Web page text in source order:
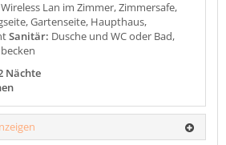
Lan im Zimmer, Zimmersafe,
Gartenseite, Haupthaus,
Sanitär: Dusche und WC oder Bad,
Nächte